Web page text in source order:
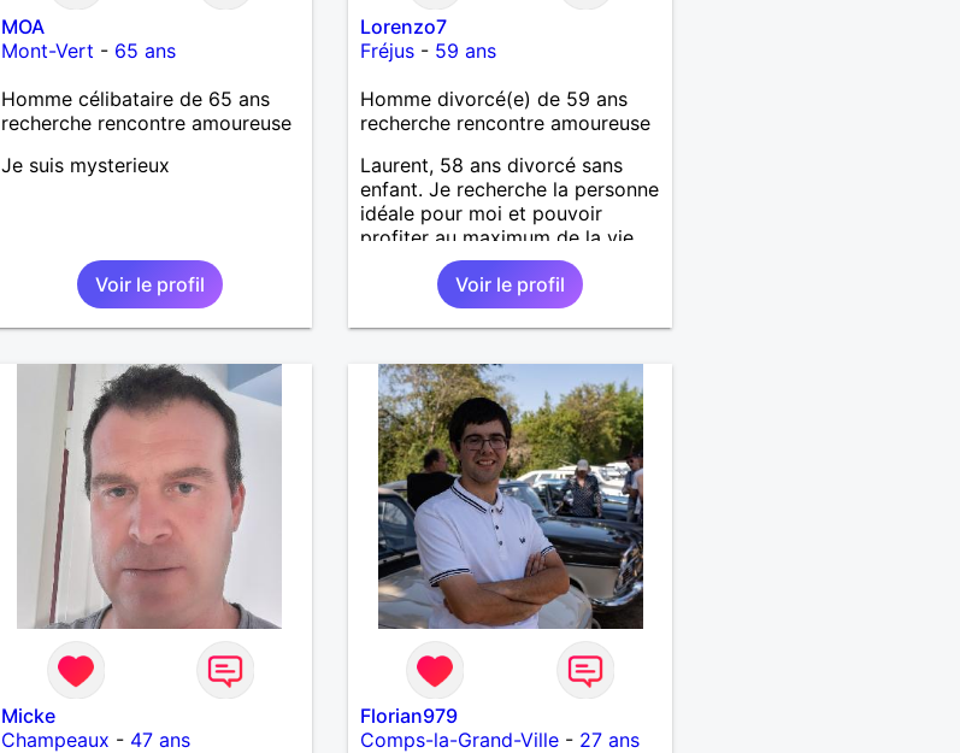
MOA
Mont-Vert - 65 ans
Homme célibataire de 65 ans
recherche rencontre amoureuse
Je suis mysterieux
Voir le profil
Lorenzo7
Fréjus - 59 ans
Homme divorcé(e) de 59 ans
recherche rencontre amoureuse
Laurent, 58 ans divorcé sans
enfant. Je recherche la personne
idéale pour moi et pouvoir
profiter au maximum de la vie
de couple
Voir le profil
Micke
Champeaux - 47 ans
Florian979
Comps-la-Grand-Ville - 27 ans